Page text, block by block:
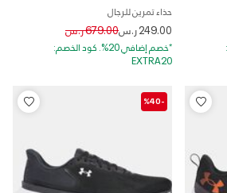
حذاء تمرين للرجال
249.00 ر.س Price reduced from
679.00 ر.س to
*خصم إضافي 20%. كود الخصم:
EXTRA20
-%40